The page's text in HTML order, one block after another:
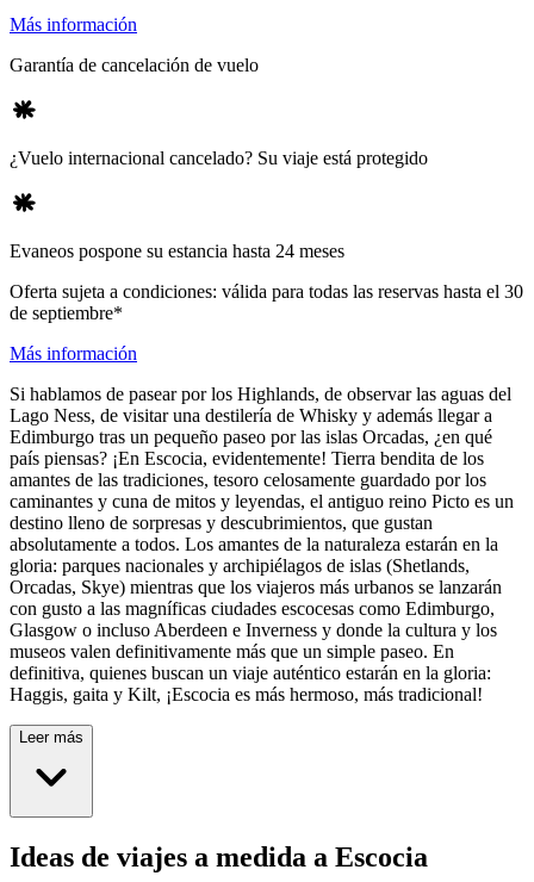
Más información
Garantía de cancelación de vuelo
¿Vuelo internacional cancelado? Su viaje está protegido
Evaneos pospone su estancia hasta 24 meses
Oferta sujeta a condiciones: válida para todas las reservas hasta el 30
de septiembre*
Más información
Si hablamos de pasear por los Highlands, de observar las aguas del
Lago Ness, de visitar una destilería de Whisky y además llegar a
Edimburgo tras un pequeño paseo por las islas Orcadas, ¿en qué
país piensas? ¡En Escocia, evidentemente! Tierra bendita de los
amantes de las tradiciones, tesoro celosamente guardado por los
caminantes y cuna de mitos y leyendas, el antiguo reino Picto es un
destino lleno de sorpresas y descubrimientos, que gustan
absolutamente a todos. Los amantes de la naturaleza estarán en la
gloria: parques nacionales y archipiélagos de islas (Shetlands,
Orcadas, Skye) mientras que los viajeros más urbanos se lanzarán
con gusto a las magníficas ciudades escocesas como Edimburgo,
Glasgow o incluso Aberdeen e Inverness y donde la cultura y los
museos valen definitivamente más que un simple paseo. En
definitiva, quienes buscan un viaje auténtico estarán en la gloria:
Haggis, gaita y Kilt, ¡Escocia es más hermoso, más tradicional!
Leer más
Ideas de viajes a medida a Escocia